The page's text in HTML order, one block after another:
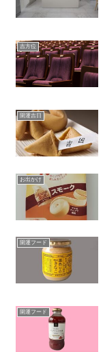
吉方位
開運吉日
お出かけ
開運フード
開運フード